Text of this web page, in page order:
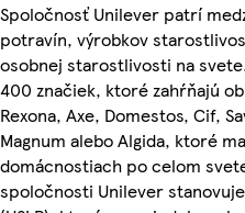
Spoločnosť Unilever patrí
potravín, výrobkov
osobnej starostlivosti na
400 značiek, ktoré zahŕňajú
Rexona, Axe, Domestos, Cif,
Magnum alebo Algida, ktoré
domácnostiach po celom
spoločnosti Unilever